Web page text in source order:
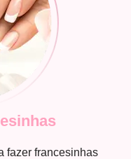
fazer francesinhas